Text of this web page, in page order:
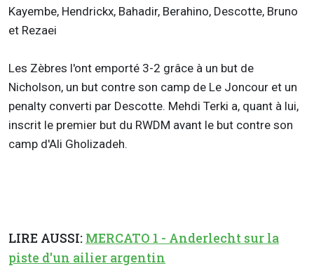
Kayembe, Hendrickx, Bahadir, Berahino, Descotte, Bruno
et Rezaei
Les Zèbres l'ont emporté 3-2 grâce à un but de
Nicholson, un but contre son camp de Le Joncour et un
penalty converti par Descotte. Mehdi Terki a, quant à lui,
inscrit le premier but du RWDM avant le but contre son
camp d'Ali Gholizadeh.
LIRE AUSSI: MERCATO 1 - Anderlecht sur la
piste d'un ailier argentin